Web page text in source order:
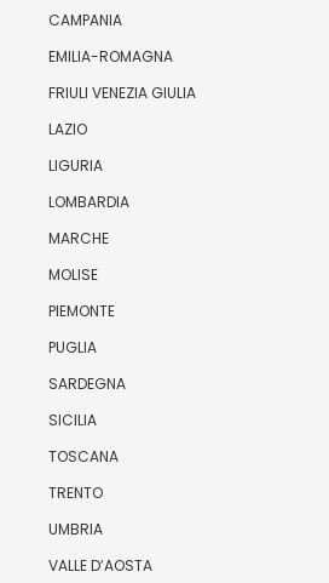
CAMPANIA
EMILIA-ROMAGNA
FRIULI VENEZIA GIULIA
LAZIO
LIGURIA
LOMBARDIA
MARCHE
MOLISE
PIEMONTE
PUGLIA
SARDEGNA
SICILIA
TOSCANA
TRENTO
UMBRIA
VALLE D’AOSTA